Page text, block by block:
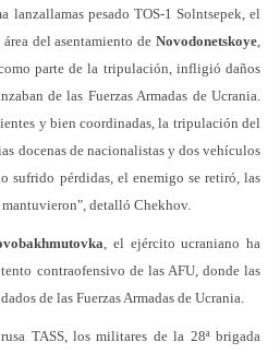
lanzallamas pesado TOS-1 Solntsepek, el
área del asentamiento deNovodonetskoye,
parte de la tripulación, infligió daños
de las Fuerzas Armadas de Ucrania.
y bien coordinadas, la tripulación del
docenas de nacionalistas y dos vehículos
sufrido pérdidas, el enemigo se retiró, las
mantuvieron", detalló Chekhov.
, el ejército ucraniano ha
contraofensivo de las AFU, donde las
de las Fuerzas Armadas de Ucrania.
TASS, los militares de la 28ª brigada